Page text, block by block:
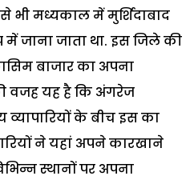
भी मध्यकाल में मुर्शिदाबाद
जाना जाता था. इस जिले की
बाजार का अपना
वजह यह है कि अंगरेज
व्यापारियों के बीच इस का
ने यहां अपने कारखाने
स्थानों पर अपना